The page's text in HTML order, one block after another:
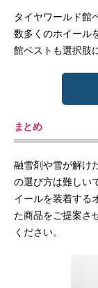
タイヤワールド館
数多くのホイール
館ベストも選択肢
まとめ
融雪剤や雪が解け
の選び方は難しい
イールを装着する
た商品をご提案さ
ください。